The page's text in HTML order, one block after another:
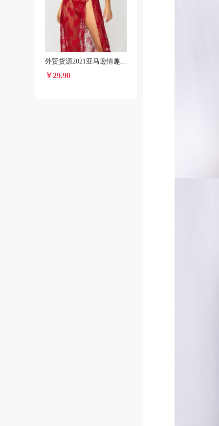
外贸货源2021亚马逊情趣内衣批发夏季新款蕾丝性感长裙长袍
￥29.90